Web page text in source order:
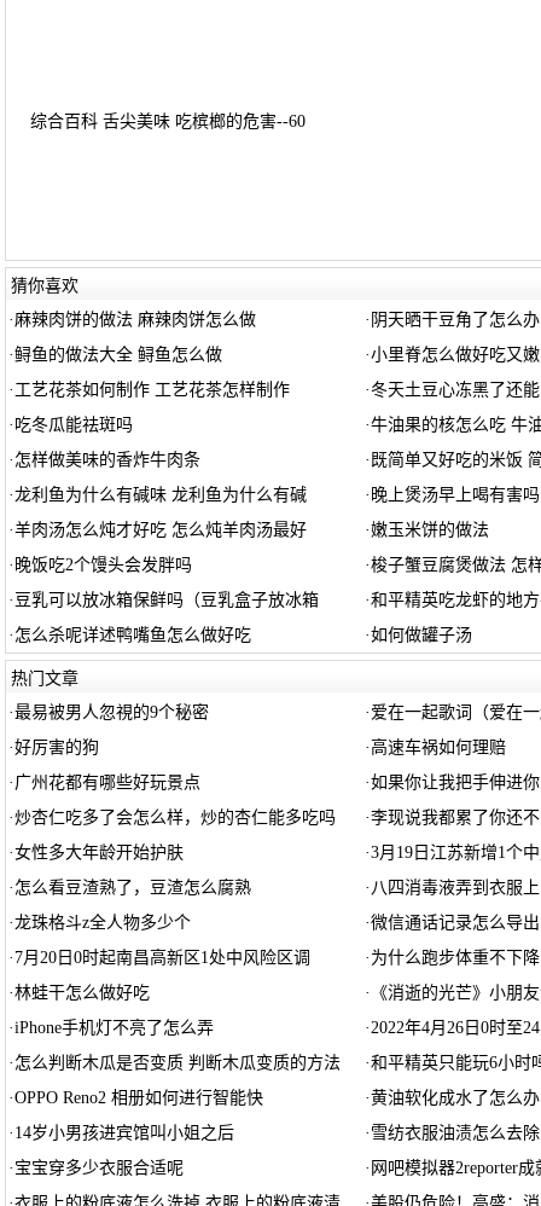
综合百科 舌尖美味 吃槟榔的危害--60
猜你喜欢
·麻辣肉饼的做法 麻辣肉饼怎么做 · 阴天晒干豆角了怎么
·鲟鱼的做法大全 鲟鱼怎么做 ·小里脊怎么做好吃又
· 工艺花茶如何制作 工艺花茶怎样制作 ·冬天土豆心冻黑了还
· 吃冬瓜能祛斑吗 ·牛油果的核怎么吃 牛
· 怎样做美味的香炸牛肉条 · 既简单又好吃的米饭
·龙利鱼为什么有碱味 龙利鱼为什么有碱 · 晚上煲汤早上喝有害吗
·羊肉汤怎么炖才好吃 怎么炖羊肉汤最好 ·嫩玉米饼的做法
· 晚饭吃2个馒头会发胖吗 ·梭子蟹豆腐煲做法 怎
· 豆乳可以放冰箱保鲜吗（豆乳盒子放冰箱 ·和平精英吃龙虾的地
· 怎么杀呢详述鸭嘴鱼怎么做好吃 ·如何做罐子汤
热门文章
·最易被男人忽視的9个秘密 · 爱在一起歌词（爱在
·好厉害的狗 · 高速车祸如何理赔
· 广州花都有哪些好玩景点 ·如果你让我把手伸进
·炒杏仁吃多了会怎么样，炒的杏仁能多吃吗 ·李现说我都累了你还
·女性多大年龄开始护肤 ·3月19日江苏新增1个
· 怎么看豆渣熟了，豆渣怎么腐熟 · 八四消毒液弄到衣服
·龙珠格斗z全人物多少个 ·微信通话记录怎么导出
· 7月20日0时起南昌高新区1处中风险区调 · 为什么跑步体重不下降
·林蛙干怎么做好吃 · 《消逝的光芒》小朋
·iPhone手机灯不亮了怎么弄 ·2022年4月26日0时至
· 怎么判断木瓜是否变质 判断木瓜变质的方法 ·和平精英只能玩6小时
·OPPO Reno2 相册如何进行智能快 ·黄油软化成水了怎么办
· 14岁小男孩进宾馆叫小姐之后 · 雪纺衣服油渍怎么去除
· 宝宝穿多少衣服合适呢 · 网吧模拟器2reporter成